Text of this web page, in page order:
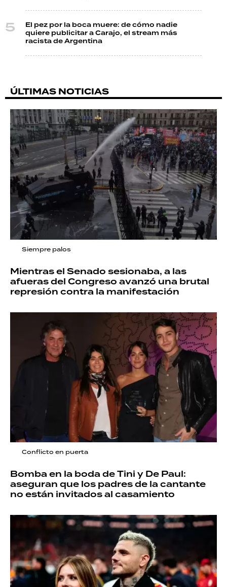
El pez por la boca muere: de cómo nadie
quiere publicitar a Carajo, el stream más
racista de Argentina
ÚLTIMAS NOTICIAS
Siempre palos
Mientras el Senado sesionaba, a las
afueras del Congreso avanzó una brutal
represión contra la manifestación
Conflicto en puerta
Bomba en la boda de Tini y De Paul:
aseguran que los padres de la cantante
no están invitados al casamiento